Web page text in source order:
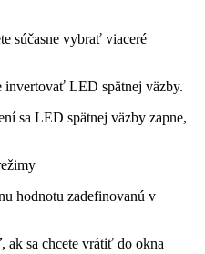
súčasne vybrať viaceré
invertovať LED spätnej väzby.
sa LED spätnej väzby zapne,
hodnotu zadefinovanú v
, ak sa chcete vrátiť do okna